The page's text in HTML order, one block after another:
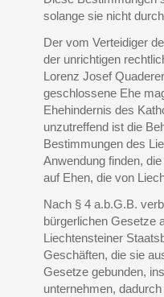
solange sie nicht
Der vom Verteidiger
der unrichtigen
Lorenz Josef
geschlossene Ehe
Ehehindernis des
unzutreffend ist die
Bestimmungen des
Anwendung finden,
auf Ehen, die von
Nach § 4 a.b.G.B.
bürgerlichen Gesetze
Liechtensteiner
Geschäften, die sie
Gesetze gebunden,
unternehmen,